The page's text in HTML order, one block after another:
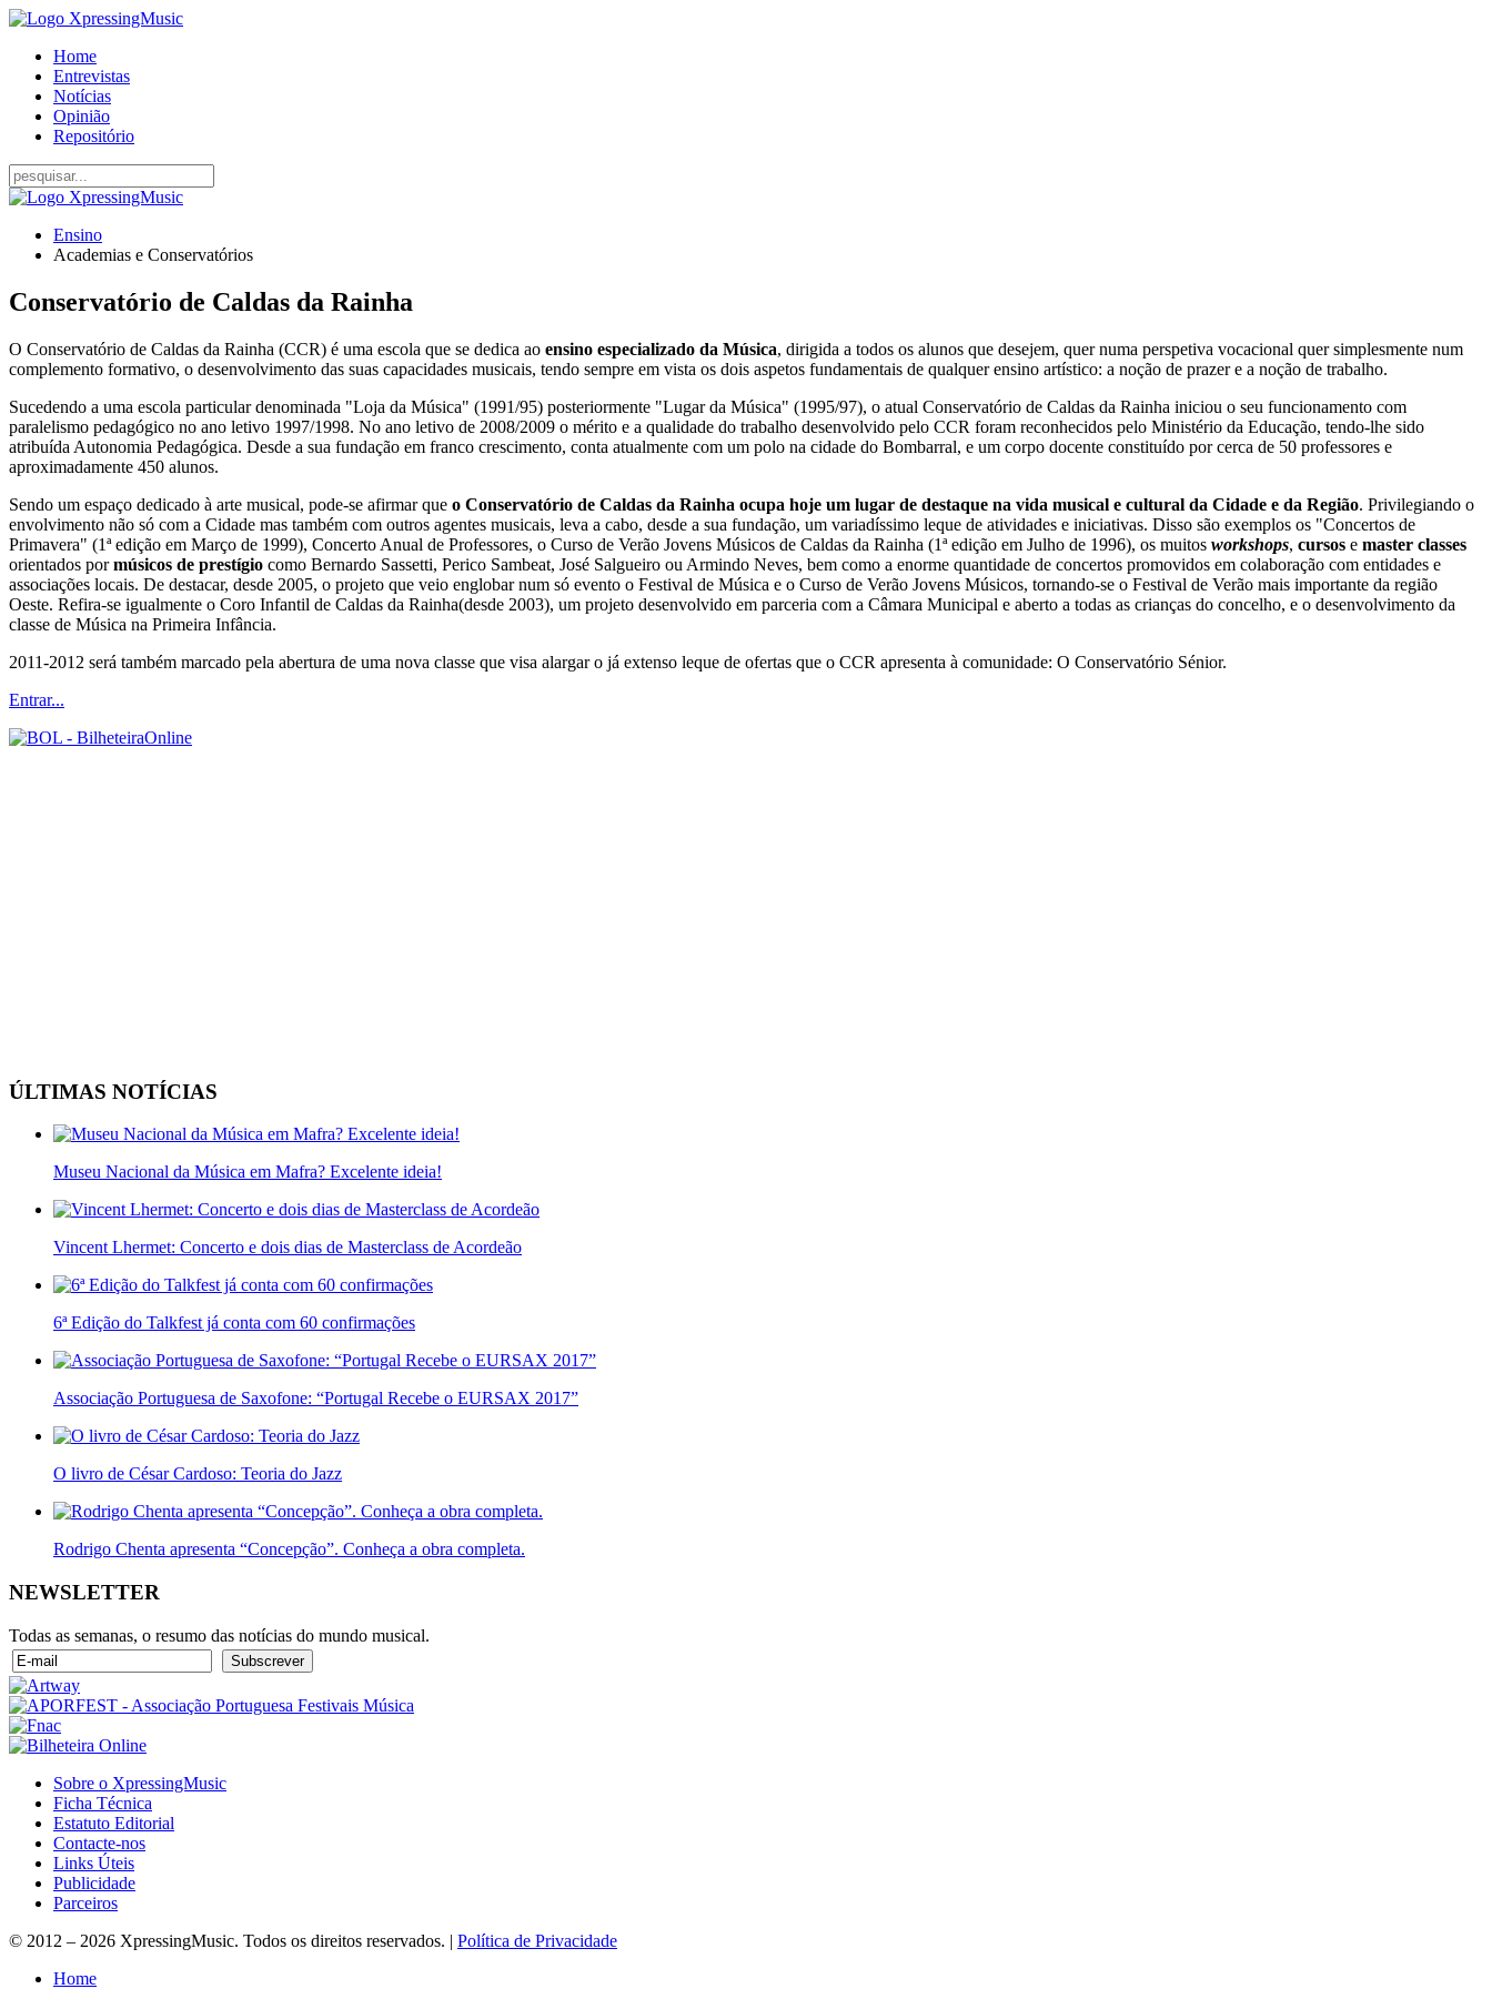
Home
Entrevistas
Notícias
Opinião
Repositório
Ensino
Academias e Conservatórios
Conservatório de Caldas da Rainha
O Conservatório de Caldas da Rainha (CCR) é uma escola que se dedica ao ensino especializado da Música, dirigida a todos os alunos que desejem, quer numa perspetiva vocacional quer simplesmente num
complemento formativo, o desenvolvimento das suas capacidades musicais, tendo sempre em vista os dois aspetos fundamentais de qualquer ensino artístico: a noção de prazer e a noção de trabalho.
Sucedendo a uma escola particular denominada "Loja da Música" (1991/95) posteriormente "Lugar da Música" (1995/97), o atual Conservatório de Caldas da Rainha iniciou o seu funcionamento com
paralelismo pedagógico no ano letivo 1997/1998. No ano letivo de 2008/2009 o mérito e a qualidade do trabalho desenvolvido pelo CCR foram reconhecidos pelo Ministério da Educação, tendo-lhe sido
atribuída Autonomia Pedagógica. Desde a sua fundação em franco crescimento, conta atualmente com um polo na cidade do Bombarral, e um corpo docente constituído por cerca de 50 professores e
aproximadamente 450 alunos.
Sendo um espaço dedicado à arte musical, pode-se afirmar que o Conservatório de Caldas da Rainha ocupa hoje um lugar de destaque na vida musical e cultural da Cidade e da Região. Privilegiando o
envolvimento não só com a Cidade mas também com outros agentes musicais, leva a cabo, desde a sua fundação, um variadíssimo leque de atividades e iniciativas. Disso são exemplos os "Concertos de
Primavera" (1ª edição em Março de 1999), Concerto Anual de Professores, o Curso de Verão Jovens Músicos de Caldas da Rainha (1ª edição em Julho de 1996), os muitos workshops, cursos e master classes
orientados pormúsicos de prestígio como Bernardo Sassetti, Perico Sambeat, José Salgueiro ou Armindo Neves, bem como a enorme quantidade de concertos promovidos em colaboração com entidades e
associações locais. De destacar, desde 2005, o projeto que veio englobar num só evento o Festival de Música e o Curso de Verão Jovens Músicos, tornando-se o Festival de Verão mais importante da região
Oeste. Refira-se igualmente o Coro Infantil de Caldas da Rainha(desde 2003), um projeto desenvolvido em parceria com a Câmara Municipal e aberto a todas as crianças do concelho, e o desenvolvimento da
classe de Música na Primeira Infância.
2011-2012 será também marcado pela abertura de uma nova classe que visa alargar o já extenso leque de ofertas que o CCR apresenta à comunidade: O Conservatório Sénior.
Entrar...
ÚLTIMAS NOTÍCIAS
Museu Nacional da Música em Mafra? Excelente ideia!
Vincent Lhermet: Concerto e dois dias de Masterclass de Acordeão
6ª Edição do Talkfest já conta com 60 confirmações
Associação Portuguesa de Saxofone: “Portugal Recebe o EURSAX 2017”
O livro de César Cardoso: Teoria do Jazz
Rodrigo Chenta apresenta “Concepção”. Conheça a obra completa.
NEWSLETTER
Todas as semanas, o resumo das notícias do mundo musical.
Sobre o XpressingMusic
Ficha Técnica
Estatuto Editorial
Contacte-nos
Links Úteis
Publicidade
Parceiros
© 2012 – 2026 XpressingMusic. Todos os direitos reservados. | Política de Privacidade
Home